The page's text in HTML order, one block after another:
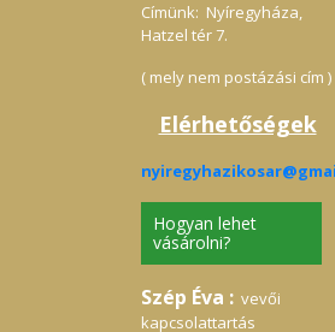
Címünk: Nyíregyháza,
Hatzel tér 7.
( mely nem postázási cím )
Elérhetőségek
Hogyan lehet
vásárolni?
Szép Éva : vevői
kapcsolattartás